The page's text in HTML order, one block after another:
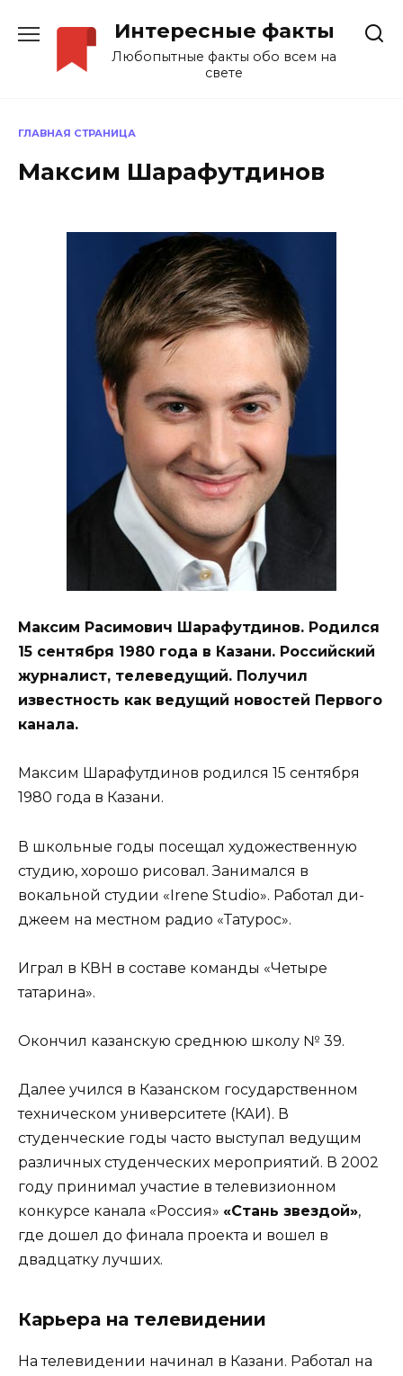
содержанию
Интересные факты
Любопытные факты обо всем на
свете
ГЛАВНАЯ СТРАНИЦА
Максим Шарафутдинов
Максим Расимович Шарафутдинов. Родился
15 сентября 1980 года в Казани. Российский
журналист, телеведущий. Получил
известность как ведущий новостей Первого
канала.
Максим Шарафутдинов родился 15 сентября
1980 года в Казани.
В школьные годы посещал художественную
студию, хорошо рисовал. Занимался в
вокальной студии «Irene Studio». Работал ди-
джеем на местном радио «Татурос».
Играл в КВН в составе команды «Четыре
татарина».
Окончил казанскую среднюю школу № 39.
Далее учился в Казанском государственном
техническом университете (КАИ). В
студенческие годы часто выступал ведущим
различных студенческих мероприятий. В 2002
году принимал участие в телевизионном
конкурсе канала «Россия» «Стань звездой»,
где дошел до финала проекта и вошел в
двадцатку лучших.
Карьера на телевидении
На телевидении начинал в Казани. Работал на